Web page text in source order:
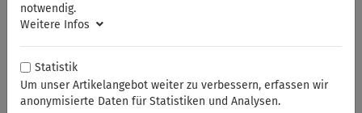
notwendig.
Weitere Infos
Statistik
Um unser Artikelangebot weiter zu verbessern, erfassen wir
anonymisierte Daten für Statistiken und Analysen.